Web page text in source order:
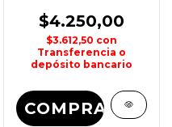
$4.250,00
$3.612,50 con
Transferencia o
depósito bancario